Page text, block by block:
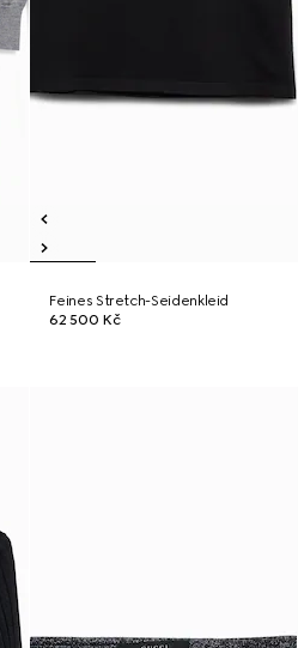
Feines Stretch-Seidenkleid
62 500 Kč